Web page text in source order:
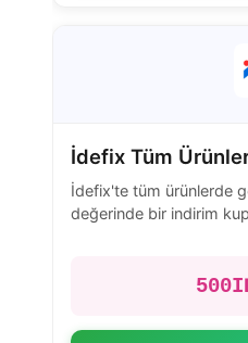
İdefix Tüm
İdefix'te tüm ürünlerde
değerinde bir indirim